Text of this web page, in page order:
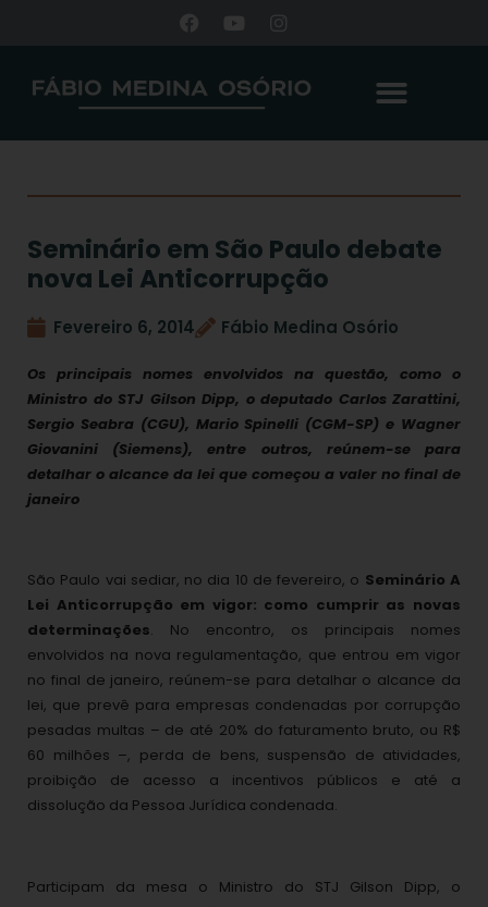
Seminário em São Paulo debate
nova Lei Anticorrupção
Fevereiro 6, 2014 Fábio Medina Osório
Os principais nomes envolvidos na questão, como o
Ministro do STJ Gilson Dipp, o deputado Carlos Zarattini,
Sergio Seabra (CGU), Mario Spinelli (CGM-SP) e Wagner
Giovanini (Siemens), entre outros, reúnem-se para
detalhar o alcance da lei que começou a valer no final de
janeiro
São Paulo vai sediar, no dia 10 de fevereiro, o Seminário A
Lei Anticorrupção em vigor: como cumprir as novas
determinações. No encontro, os principais nomes
envolvidos na nova regulamentação, que entrou em vigor
no final de janeiro, reúnem-se para detalhar o alcance da
lei, que prevê para empresas condenadas por corrupção
pesadas multas – de até 20% do faturamento bruto, ou R$
60 milhões –, perda de bens, suspensão de atividades,
proibição de acesso a incentivos públicos e até a
dissolução da Pessoa Jurídica condenada.
Participam da mesa o Ministro do STJ Gilson Dipp, o